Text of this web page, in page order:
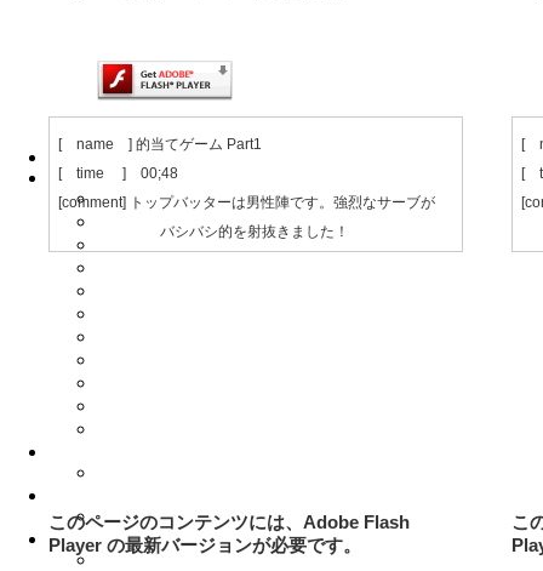
Home
School
体験レッスン︎
会員マイページ
テニス協会登録＆リンク ✳︎
Contact us
場所案内
[ name ] 的当てゲーム Part1
[ time ] 00;48
[comment] トップバッターは男性陣です。強烈なサーブが
バシバシ的を射抜きました！
[
[
このページのコンテンツには、Adobe Flash
Player の最新バージョンが必要です。
こ